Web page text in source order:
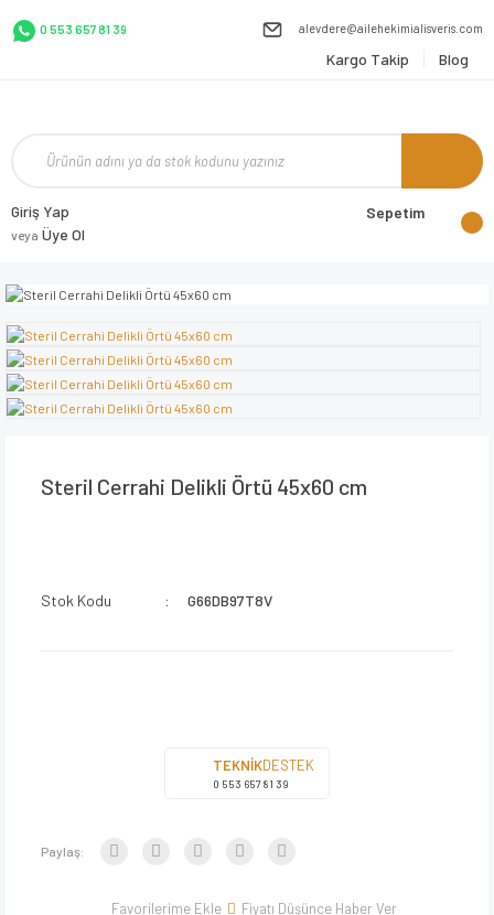
0 553 657 81 39 alevdere@ailehekimialisveris.com
Kargo Takip Blog
Giriş Yap
veya Üye Ol
Sepetim
Steril Cerrahi Delikli Örtü 45x60 cm
Stok Kodu G66DB97T8V
TEKNİKDESTEK
0 553 657 81 39
Paylaş:
Fiyatı Düşünce Haber Ver